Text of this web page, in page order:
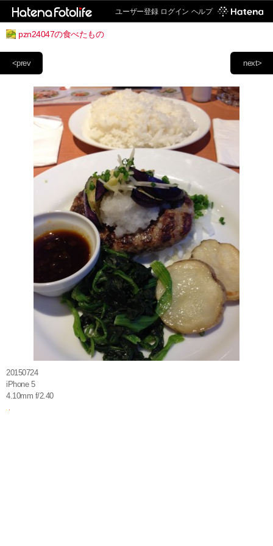
ユーザー登録 ログイン ヘルプ
pzn24047の食べたもの
next>
<prev
20150724
iPhone 5
4.10mm f/2.40